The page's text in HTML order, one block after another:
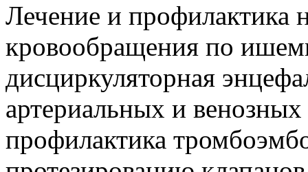
Лечение и профилактика
кровообращения по
дисциркуляторная
артериальных и
профилактика